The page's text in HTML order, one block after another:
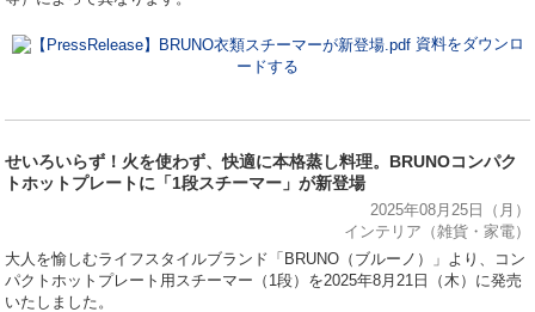
資料をダウンロ
ードする
せいろいらず！火を使わず、快適に本格蒸し料理。BRUNOコンパク
トホットプレートに「1段スチーマー」が新登場
2025年08月25日（月）
インテリア（雑貨・家電）
⼤⼈を愉しむライフスタイルブランド「BRUNO（ブルーノ）」より、コン
パクトホットプレート用スチーマー（1段）を2025年8月21日（木）に発売
いたしました。